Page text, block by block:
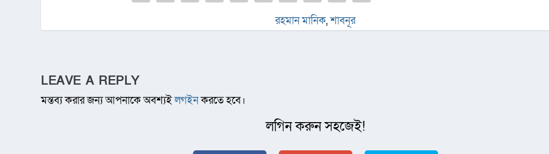
রহমান মানিক,শাবনূর
LEAVE A REPLY
মন্তব্য করার জন্য আপনাকে অবশ্যইলগইনকরতে হবে।
লগিন করুন সহজেই!